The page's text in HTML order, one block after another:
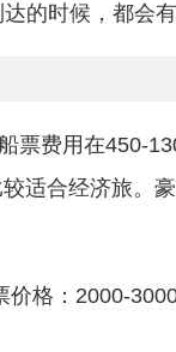
的时候，都会
票费用在450-
适合经济旅。
格：2000-